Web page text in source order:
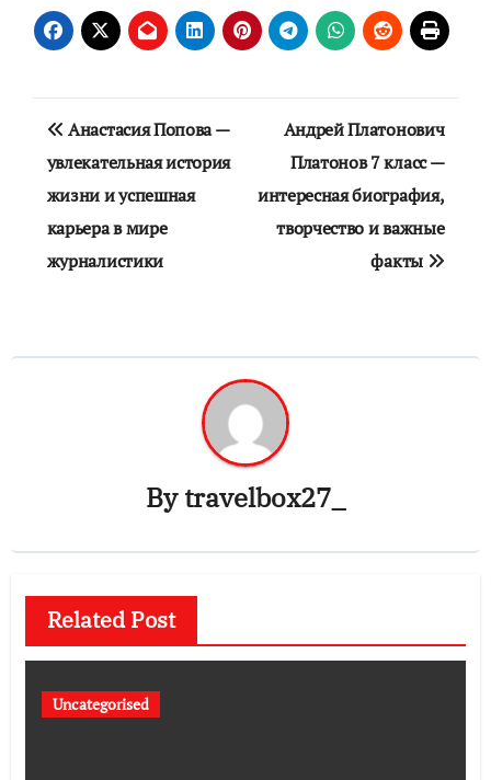
Навигация
по
записям
Анастасия Попова —
увлекательная история
жизни и успешная
карьера в мире
журналистики
Андрей Платонович
Платонов 7 класс —
интересная биография,
творчество и важные
факты
Bytravelbox27_
Related Post
Uncategorised